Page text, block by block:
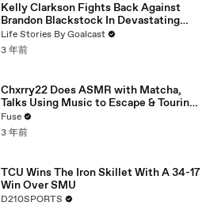
Kelly Clarkson Fights Back Against
Brandon Blackstock In Devastating
Divorce Battle
Life Stories By Goalcast
3 年前
Chxrry22 Does ASMR with Matcha,
Talks Using Music to Escape & Touring
with The Weeknd
Fuse
3 年前
TCU Wins The Iron Skillet With A 34-17
Win Over SMU
D210SPORTS